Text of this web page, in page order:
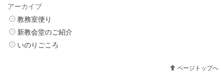
アーカイブ
教務室便り
新教会堂のご紹介
いのりごころ
ページトップへ